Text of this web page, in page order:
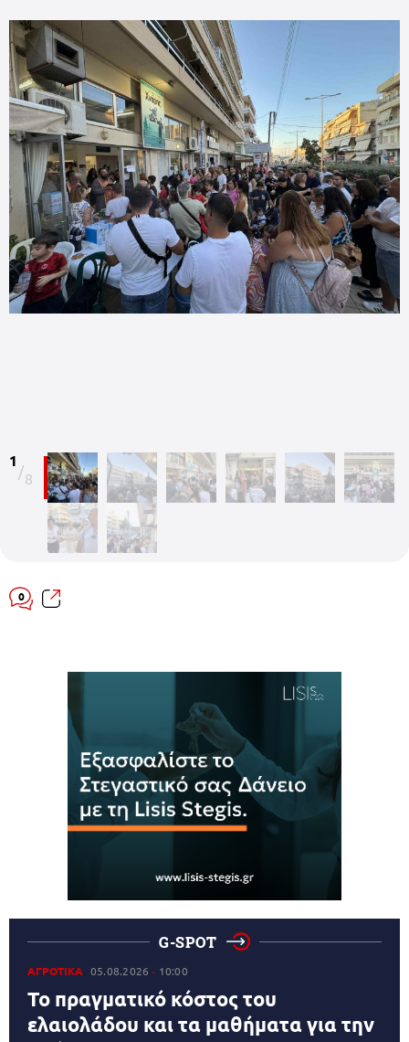
1
/8
0
G-SPOT
ΑΓΡΟΤΙΚΑ 05.08.2026 10:00
Το πραγματικό κόστος του
ελαιολάδου και τα μαθήματα για την